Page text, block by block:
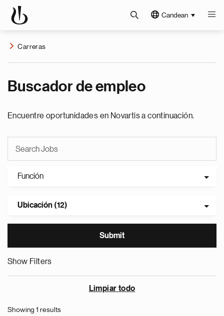
Candean
Carreras
Buscador de empleo
Encuentre oportunidades en Novartis a continuación.
Función
Ubicación (12)
Show Filters
Limpiar todo
Showing 1 results